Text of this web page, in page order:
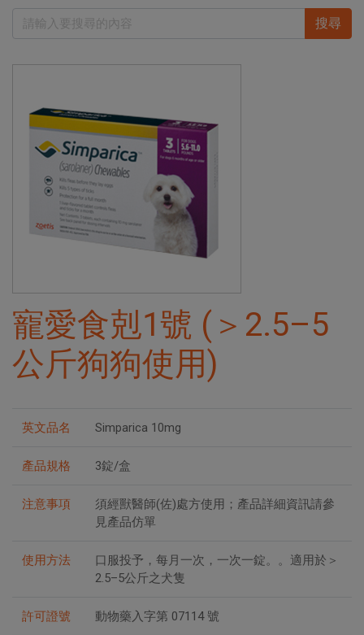
搜尋
寵愛食剋1號 (＞2.5–5
公斤狗狗使用)
英文品名 Simparica 10mg
產品規格 3錠/盒
注意事項
須經獸醫師(佐)處方使用；產品詳細資訊請參
見產品仿單
使用方法
口服投予，每月一次，一次一錠。。適用於＞
2.5–5公斤之犬隻
許可證號 動物藥入字第 07114 號